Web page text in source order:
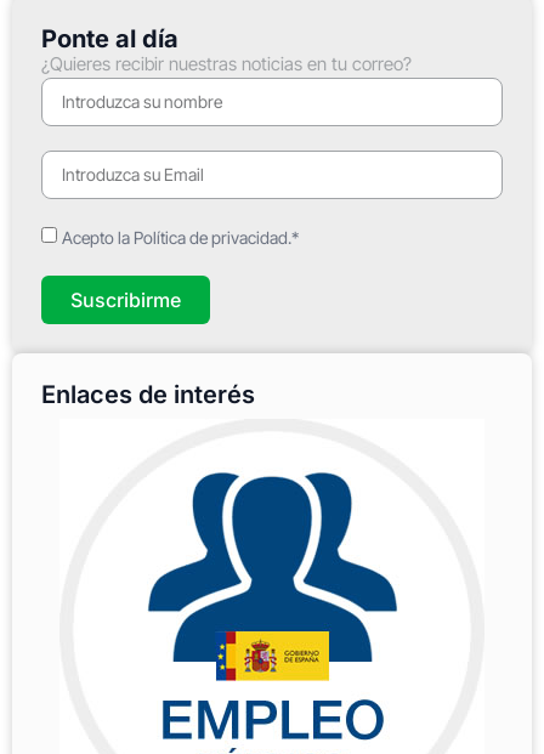
Ponte al día
¿Quieres recibir nuestras noticias en tu correo?
Acepto la Política de privacidad.*
Suscribirme
Enlaces de interés